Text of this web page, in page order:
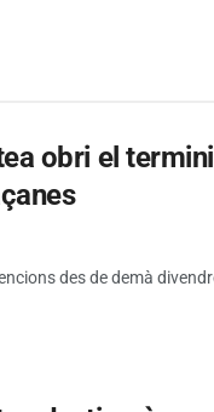
obri el
des de demà